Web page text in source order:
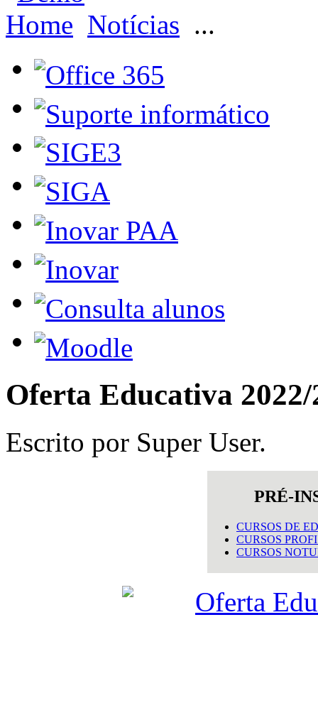
Home Notícias ...
Oferta Educativa 2022/
Escrito por Super User.
PRÉ-
CURSOS DE
CURSOS
CURSOS